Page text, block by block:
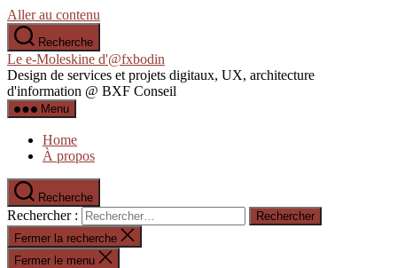
Aller au contenu
Recherche
Le e-Moleskine d'@fxbodin
Design de services et projets digitaux, UX, architecture
d'information @ BXF Conseil
Menu
Home
À propos
Recherche
Rechercher :
Fermer la recherche
Fermer le menu